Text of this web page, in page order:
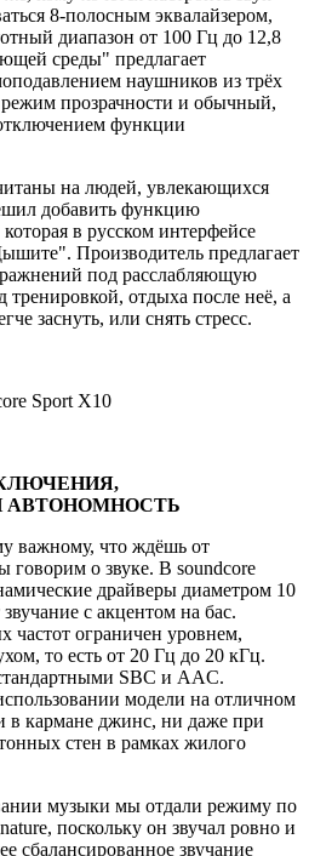
8-полосным эквалайзером,
диапазон от 100 Гц до 12,8
среды" предлагает
наушников из трёх
прозрачности и обычный,
функции
на людей, увлекающихся
добавить функцию
в русском интерфейсе
Производитель предлагает
под расслабляющую
тренировкой, отдыха после неё, а
заснуть, или снять стресс.
важному, что ждёшь от
о звуке. В soundcore
драйверы диаметром 10
с акцентом на бас.
частот ограничен уровнем,
то есть от 20 Гц до 20 кГц.
SBC и AAC.
модели на отличном
в кармане джинс, ни даже при
стен в рамках жилого
музыки мы отдали режиму по
поскольку он звучал ровно и
сбалансированное звучание